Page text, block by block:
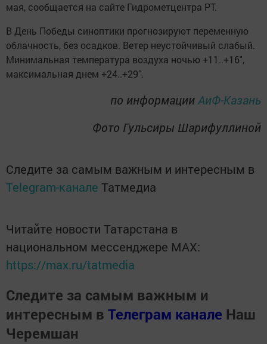
мая, сообщается на сайте Гидрометцентра РТ.
В День Победы синоптики прогнозируют переменную
облачность, без осадков. Ветер неустойчивый слабый.
Минимальная температура воздуха ночью +11..+16˚,
максимальная днем +24..+29˚.
по информацииАиФ-Казань
Фото Гульсиры Шарифуллиной
Следите за самым важным и интересным в
Telegram-канале Татмедиа
Читайте новости Татарстана в
национальном мессенджере MАХ:
https://max.ru/tatmedia
Следите за самым важным и
интересным в Телеграм канале Наш
Черемшан